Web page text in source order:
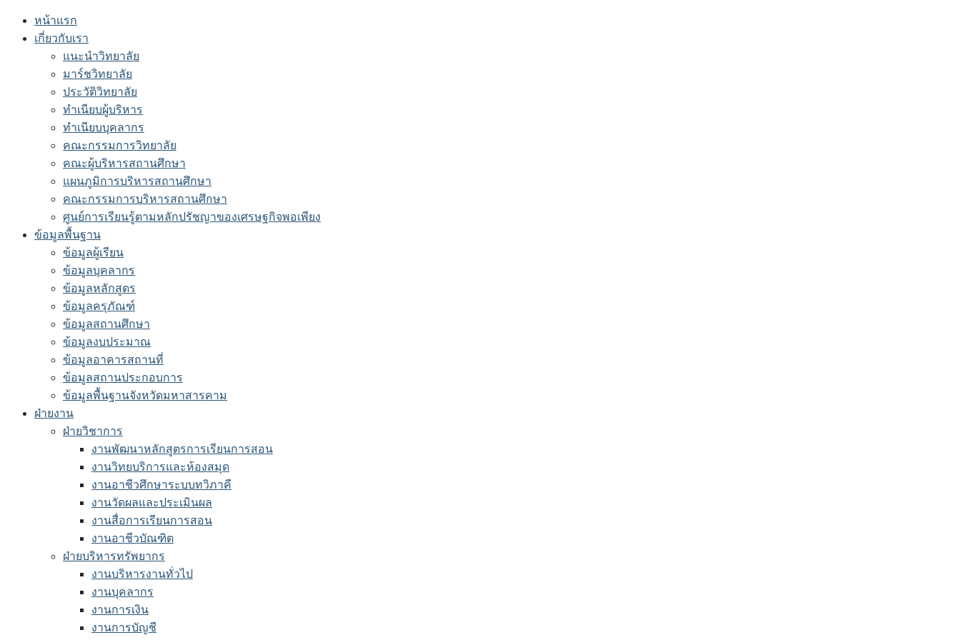
Skip
content
หน้าแรก
เกี่ยวกับเรา
แนะนำวิทยาลัย
มาร์ชวิทยาลัย
ประวัติวิทยาลัย
ทำเนียบผู้บริหาร
ทำเนียบบุคลากร
คณะกรรมการวิทยาลัย
คณะผู้บริหารสถานศึกษา
แผนภูมิการบริหารสถานศึกษา
คณะกรรมการบริหารสถานศึกษา
ศูนย์การเรียนรู้ตามหลักปรัชญาของเศรษฐกิจพอเพียง
ข้อมูลพื้นฐาน
ข้อมูลผู้เรียน
ข้อมูลบุคลากร
ข้อมูลหลักสูตร
ข้อมูลครุภัณฑ์
ข้อมูลสถานศึกษา
ข้อมูลงบประมาณ
ข้อมูลอาคารสถานที่
ข้อมูลสถานประกอบการ
ข้อมูลพื้นฐานจังหวัดมหาสารคาม
ฝ่ายงาน
ฝ่ายวิชาการ
งานพัฒนาหลักสูตรการเรียนการสอน
งานวิทยบริการและห้องสมุด
งานอาชีวศึกษาระบบทวิภาคี
งานวัดผลและประเมินผล
งานสื่อการเรียนการสอน
งานอาชีวบัณฑิต
ฝ่ายบริหารทรัพยากร
งานบริหารงานทั่วไป
งานบุคลากร
งานการเงิน
งานการบัญชี